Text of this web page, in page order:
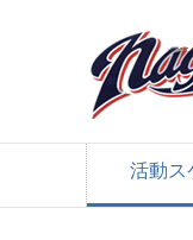
活動ス